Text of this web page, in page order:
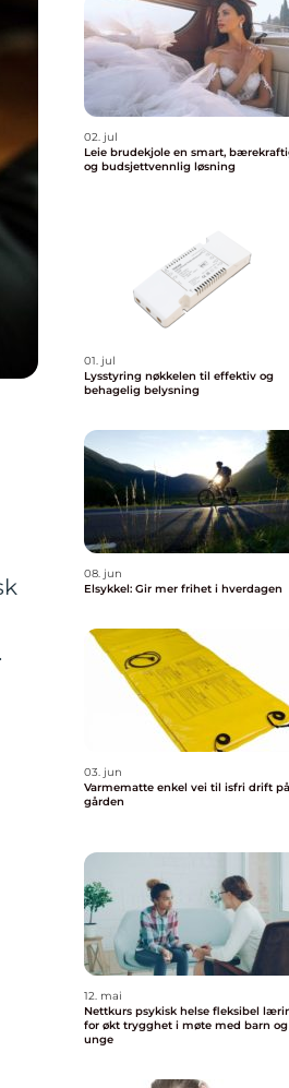
02. jul
Leie brudekjole en smart, bærekraftig
og budsjettvennlig løsning
01. jul
Lysstyring nøkkelen til effektiv og
behagelig belysning
08. jun
Elsykkel: Gir mer frihet i hverdagen
03. jun
Varmematte enkel vei til isfri drift på
gården
12. mai
Nettkurs psykisk helse fleksibel læring
for økt trygghet i møte med barn og
unge